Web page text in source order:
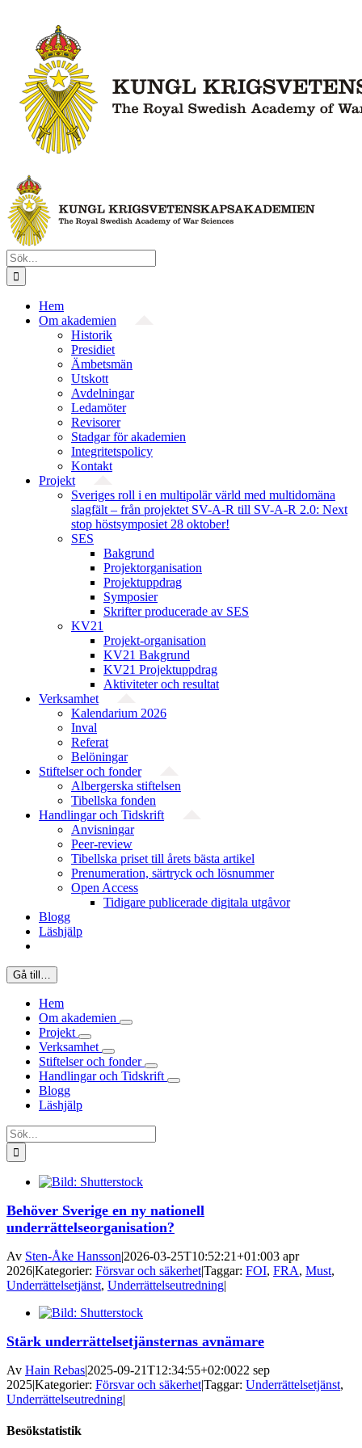
innehållet
Sök
efter:
Hem
Om akademien
Historik
Presidiet
Ämbetsmän
Utskott
Avdelningar
Ledamöter
Revisorer
Stadgar för akademien
Integritetspolicy
Kontakt
Projekt
Sveriges roll i en multipolär värld med multidomäna
slagfält – från projektet SV-A-R till SV-A-R 2.0: Next
stop höstsymposiet 28 oktober!
SES
Bakgrund
Projekt­organisation
Projektuppdrag
Symposier
Skrifter producerade av SES
KV21
Projekt-organisation
KV21 Bakgrund
KV21 Projektuppdrag
Aktiviteter och resultat
Verksamhet
Kalendarium 2026
Inval
Referat
Belöningar
Stiftelser och fonder
Albergerska stiftelsen
Tibellska fonden
Handlingar och Tidskrift
Anvisningar
Peer-review
Tibellska priset till årets bästa artikel
Prenumeration, särtryck och lösnummer
Open Access
Tidigare publicerade digitala utgåvor
Blogg
Läshjälp
Gå till…
Hem
Om akademien
Projekt
Verksamhet
Stiftelser och fonder
Handlingar och Tidskrift
Blogg
Läshjälp
Sök
efter:
Behöver Sverige en ny nationell
underrättelseorganisation?
Av Sten-Åke Hansson|2026-03-25T10:52:21+01:003 apr
2026|Kategorier: Försvar och säkerhet|Taggar: FOI, FRA, Must,
Underrättelsetjänst, Underrättelseutredning|
Stärk underrättelsetjänsternas avnämare
Av Hain Rebas|2025-09-21T12:34:55+02:0022 sep
2025|Kategorier: Försvar och säkerhet|Taggar: Underrättelsetjänst,
Underrättelseutredning|
Besökstatistik